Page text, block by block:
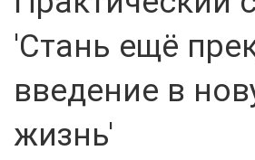
'Стань ещё
введение в
жизнь'